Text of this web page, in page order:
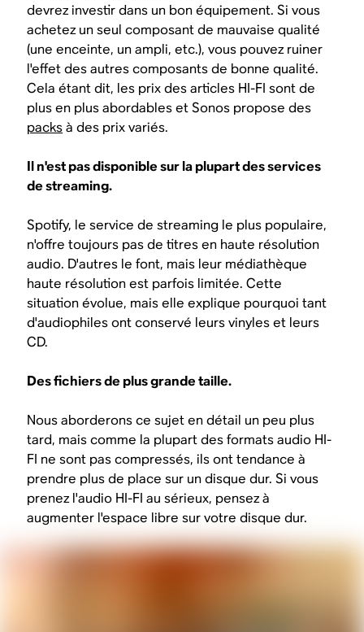
devrez investir dans un bon équipement. Si vous
achetez un seul composant de mauvaise qualité
(une enceinte, un ampli, etc.), vous pouvez ruiner
l'effet des autres composants de bonne qualité.
Cela étant dit, les prix des articles HI-FI sont de
plus en plus abordables et Sonos propose des
packsà des prix variés.
Il n'est pas disponible sur la plupart des services
de streaming.
Spotify, le service de streaming le plus populaire,
n'offre toujours pas de titres en haute résolution
audio. D'autres le font, mais leur médiathèque
haute résolution est parfois limitée. Cette
situation évolue, mais elle explique pourquoi tant
d'audiophiles ont conservé leurs vinyles et leurs
CD.
Des fichiers de plus grande taille.
Nous aborderons ce sujet en détail un peu plus
tard, mais comme la plupart des formats audio HI-
FI ne sont pas compressés, ils ont tendance à
prendre plus de place sur un disque dur. Si vous
prenez l'audio HI-FI au sérieux, pensez à
augmenter l'espace libre sur votre disque dur.